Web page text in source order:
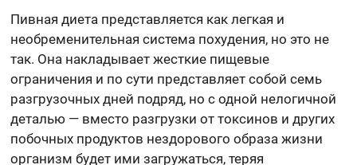
Пивная диета представляется как легкая и
необременительная система похудения, но это не
так. Она накладывает жесткие пищевые
ограничения и по сути представляет собой семь
разгрузочных дней подряд, но с одной нелогичной
деталью — вместо разгрузки от токсинов и других
побочных продуктов нездорового образа жизни
организм будет ими загружаться, теряя